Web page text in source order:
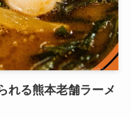
れる熊本老舗ラーメ